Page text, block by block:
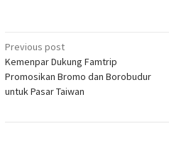
Post
navigation
Previous post
Kemenpar Dukung Famtrip
Promosikan Bromo dan Borobudur
untuk Pasar Taiwan